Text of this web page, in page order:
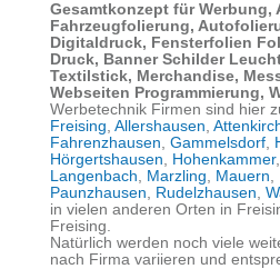
Gesamtkonzept für
Fahrzeugfolierung,
Digitaldruck, Fensterfolien
Druck, Banner Schilder
Textilstick, Merchandise,
Webseiten Programmierung,
Werbetechnik Firmen sind hier
Freising, Allershausen,
Fahrenzhausen, Gammelsdorf,
Hörgertshausen, Hohenkammer
Langenbach, Marzling, Mauern,
Paunzhausen, Rudelzhausen,
in vielen anderen Orten in
Freising.
Natürlich werden noch viele
nach Firma variieren und